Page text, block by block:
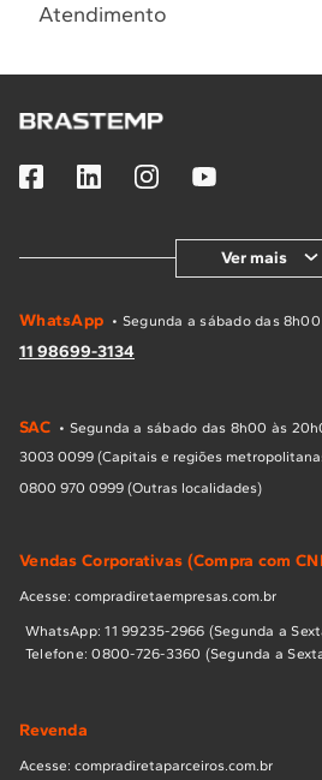
Atendimento
Ver mais
WhatsApp • Segunda a sábado das
11 98699-3134
SAC • Segunda a sábado das 8h00 às
3003 0099 (Capitais e regiões
0800 970 0999 (Outras localidades)
Vendas Corporativas (Compra com
Acesse: compradiretaempresas.com.br
WhatsApp: 11 99235-2966 (Segunda a
Telefone: 0800-726-3360 (Segunda a
Revenda
Acesse: compradiretaparceiros.com.br